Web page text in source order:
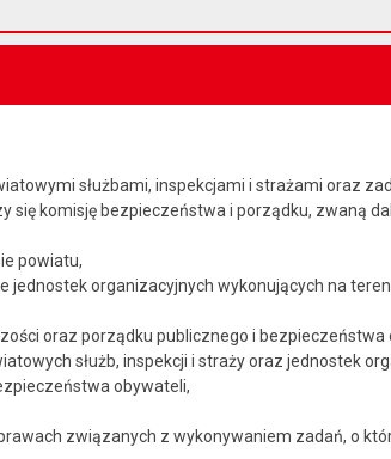
służbami, inspekcjami i strażami oraz
komisję bezpieczeństwa i porządku, zwaną
powiatu,
jednostek organizacyjnych wykonujących na
oraz porządku publicznego i bezpieczeństwa
służb, inspekcji i straży oraz jednostek
obywateli,
związanych z wykonywaniem zadań, o